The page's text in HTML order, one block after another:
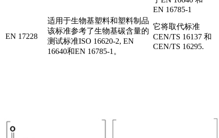
EN 16785-1
EN 17228
适用于生物基塑料和塑料制品
该标准参考了生物基碳含量的
测试标准ISO 16620-2, EN
16640和EN 16785-1。
它将取代标准
CEN/TS 16137 和
CEN/TS 16295.